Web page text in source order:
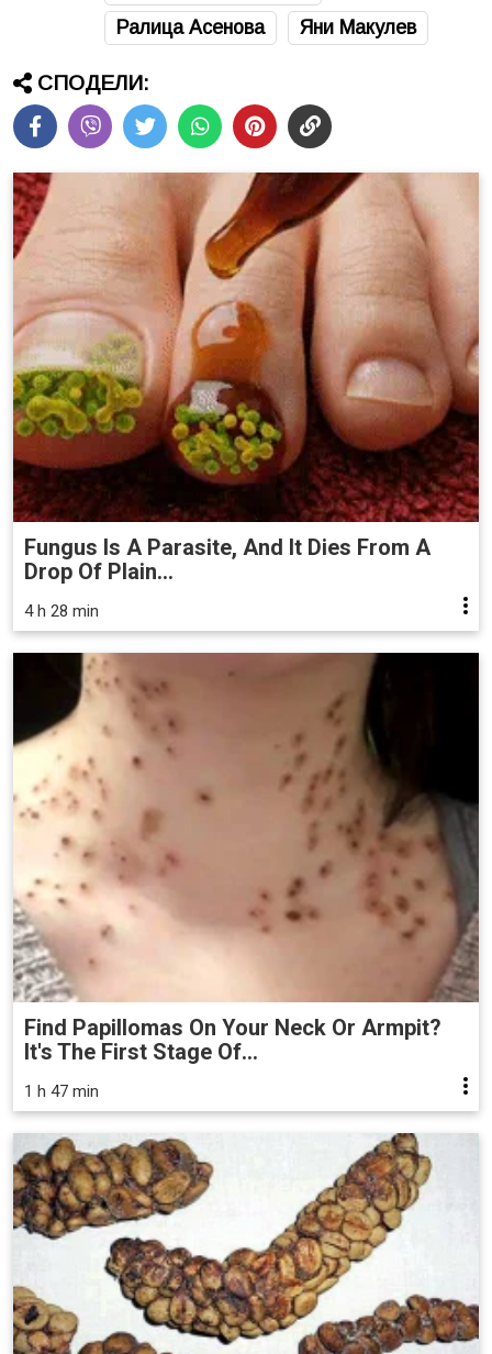
Ралица Асенова
Яни Макулев
СПОДЕЛИ:
Fungus Is A Parasite, And It Dies From A
Drop Of Plain...
4 h 28 min
Find Papillomas On Your Neck Or Armpit?
It's The First Stage Of...
1 h 47 min